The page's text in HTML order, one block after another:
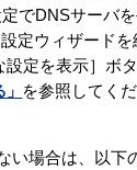
でDNSサーバ
定ウィザード
定を表示］ボ
を参照してくだ
い場合は、以下